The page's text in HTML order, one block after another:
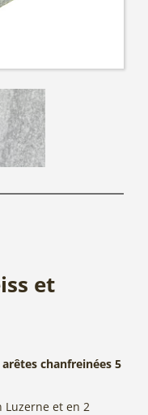
et
chanfreinées 5
Luzerne et en 2